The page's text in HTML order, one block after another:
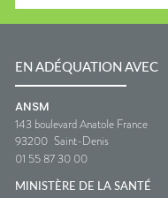
EN ADÉQUATION AVEC
ANSM
143 boulevard Anatole France
93200 Saint-Denis
01 55 87 30 00
MINISTÈRE DE LA SANTÉ